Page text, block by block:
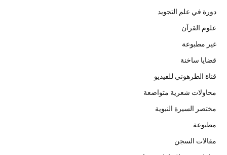
دورة في علم التجويد
علوم القرآن
غير مطبوعة
قضايا ساخنة
قناة الطرهوني للفيديو
محاولات شعرية متواضعة
مختصر السيرة النبوية
مطبوعة
مقالات السجن